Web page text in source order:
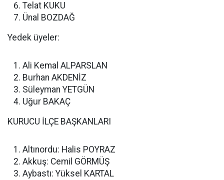
Telat KUKU
Ünal BOZDAĞ
Yedek üyeler:
Ali Kemal ALPARSLAN
Burhan AKDENİZ
Süleyman YETGÜN
Uğur BAKAÇ
KURUCU İLÇE BAŞKANLARI
Altınordu: Halis POYRAZ
Akkuş: Cemil GÖRMÜŞ
Aybastı: Yüksel KARTAL